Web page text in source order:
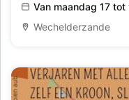
Van maandag 17
Wechelderzande